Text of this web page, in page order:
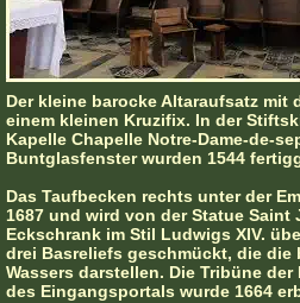
Der kleine barocke Altaraufsatz mit
einem kleinen Kruzifix. In der
Kapelle Chapelle Notre-Dame-de-
Buntglasfenster wurden 1544
Das Taufbecken rechts unter der
1687 und wird von der Statue Saint
Eckschrank im Stil Ludwigs XIV.
drei Basreliefs geschmückt, die die
Wassers darstellen. Die Tribüne
des Eingangsportals wurde 1664